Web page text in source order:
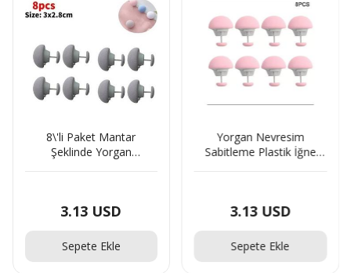
8\'li Paket Mantar
Şeklinde Yorgan
3.13 USD
Sepete Ekle
Yorgan Nevresim
Sabitleme Plastik İğne
3.13 USD
Sepete Ekle